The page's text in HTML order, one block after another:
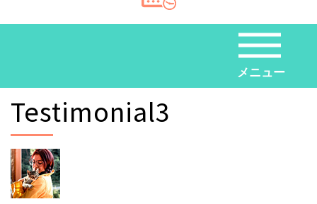
メニュー
Testimonial3